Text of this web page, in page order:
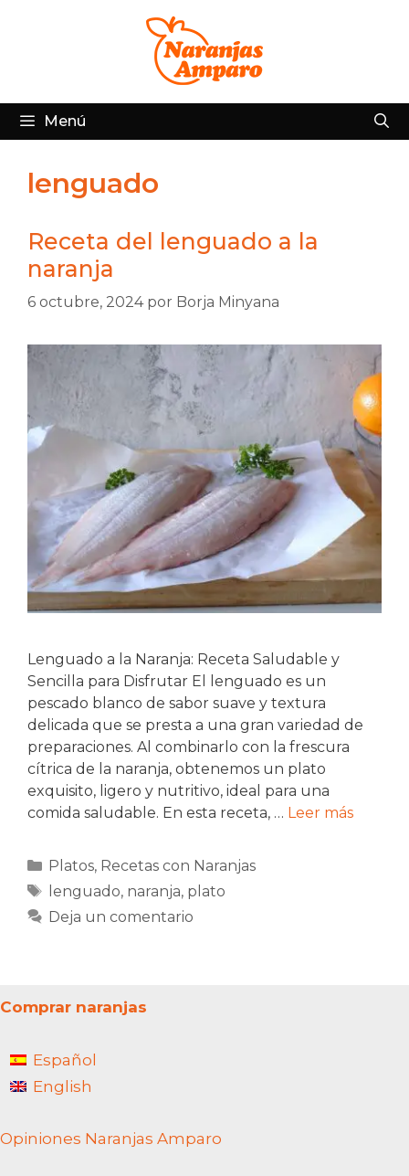
Menú
lenguado
Receta del lenguado a la
naranja
6 octubre, 2024 por Borja Minyana
Lenguado a la Naranja: Receta Saludable y
Sencilla para Disfrutar El lenguado es un
pescado blanco de sabor suave y textura
delicada que se presta a una gran variedad de
preparaciones. Al combinarlo con la frescura
cítrica de la naranja, obtenemos un plato
exquisito, ligero y nutritivo, ideal para una
comida saludable. En esta receta, … Leer más
Categorías
Platos, Recetas con Naranjas
Etiquetas
lenguado, naranja, plato
Deja un comentario
Comprar naranjas
Español
English
Opiniones Naranjas Amparo